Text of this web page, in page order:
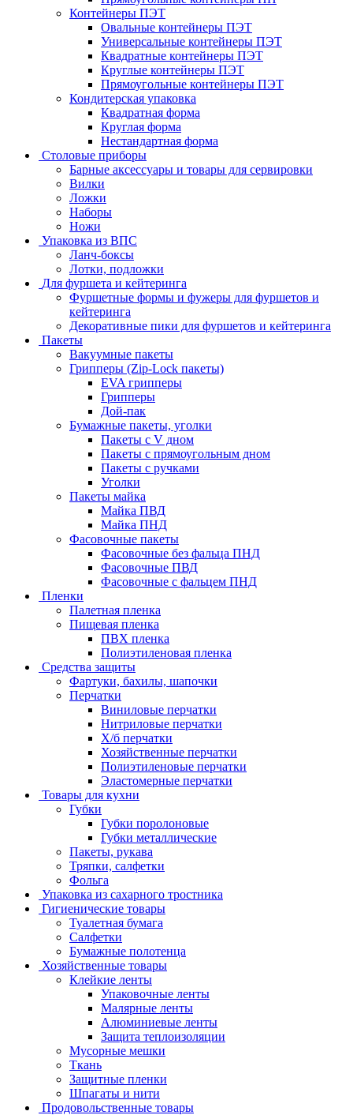
Контейнеры ПЭТ
Овальные контейнеры ПЭТ
Универсальные контейнеры ПЭТ
Квадратные контейнеры ПЭТ
Круглые контейнеры ПЭТ
Прямоугольные контейнеры ПЭТ
Кондитерская упаковка
Квадратная форма
Круглая форма
Нестандартная форма
Столовые приборы
Барные аксессуары и товары для сервировки
Вилки
Ложки
Наборы
Ножи
Упаковка из ВПС
Ланч-боксы
Лотки, подложки
Для фуршета и кейтеринга
Фуршетные формы и фужеры для фуршетов и
кейтеринга
Декоративные пики для фуршетов и кейтеринга
Пакеты
Вакуумные пакеты
Грипперы (Zip-Lock пакеты)
EVA грипперы
Грипперы
Дой-пак
Бумажные пакеты, уголки
Пакеты с V дном
Пакеты с прямоугольным дном
Пакеты с ручками
Уголки
Пакеты майка
Майка ПВД
Майка ПНД
Фасовочные пакеты
Фасовочные без фальца ПНД
Фасовочные ПВД
Фасовочные с фальцем ПНД
Пленки
Палетная пленка
Пищевая пленка
ПВХ пленка
Полиэтиленовая пленка
Средства защиты
Фартуки, бахилы, шапочки
Перчатки
Виниловые перчатки
Нитриловые перчатки
Х/б перчатки
Хозяйственные перчатки
Полиэтиленовые перчатки
Эластомерные перчатки
Товары для кухни
Губки
Губки поролоновые
Губки металлические
Пакеты, рукава
Тряпки, салфетки
Фольга
Упаковка из сахарного тростника
Гигиенические товары
Туалетная бумага
Салфетки
Бумажные полотенца
Хозяйственные товары
Клейкие ленты
Упаковочные ленты
Малярные ленты
Алюминиевые ленты
Защита теплоизоляции
Мусорные мешки
Ткань
Защитные пленки
Шпагаты и нити
Продовольственные товары